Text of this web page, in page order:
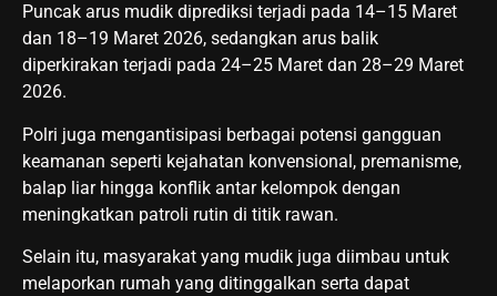
Puncak arus mudik diprediksi terjadi pada 14–15 Maret
dan 18–19 Maret 2026, sedangkan arus balik
diperkirakan terjadi pada 24–25 Maret dan 28–29 Maret
2026.
Polri juga mengantisipasi berbagai potensi gangguan
keamanan seperti kejahatan konvensional, premanisme,
balap liar hingga konflik antar kelompok dengan
meningkatkan patroli rutin di titik rawan.
Selain itu, masyarakat yang mudik juga diimbau untuk
melaporkan rumah yang ditinggalkan serta dapat